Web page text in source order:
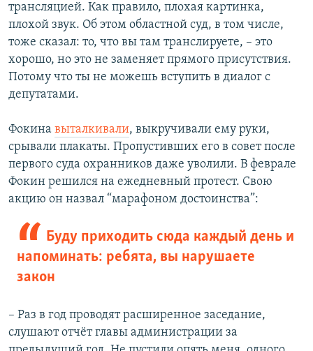
трансляцией. Как правило, плохая картинка,
плохой звук. Об этом областной суд, в том числе,
тоже сказал: то, что вы там транслируете, – это
хорошо, но это не заменяет прямого присутствия.
Потому что ты не можешь вступить в диалог с
депутатами.
Фокина выталкивали, выкручивали ему руки,
срывали плакаты. Пропустивших его в совет после
первого суда охранников даже уволили. В феврале
Фокин решился на ежедневный протест. Свою
акцию он назвал “марафоном достоинства”:
Буду приходить сюда каждый день и
напоминать: ребята, вы нарушаете
закон
– Раз в год проводят расширенное заседание,
слушают отчёт главы администрации за